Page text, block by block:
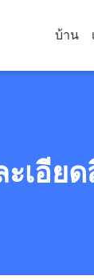
บ้าน
ะเอีย